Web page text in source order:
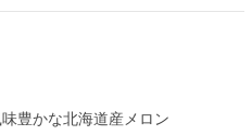
豊かな北海道産メロン